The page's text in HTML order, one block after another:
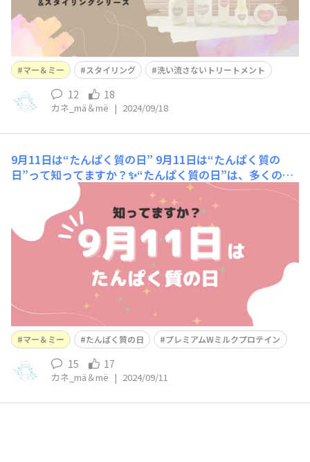
マー＆ミー スタイリング 洗い流さないトリートメント
12 18
カネ_mä＆më | 2024/09/18
9月11日は“たんぱく質の日” 9月11日は“たんぱく質の
日”って知ってますか？✨“たんぱく質の日”は、多くの人
にたんぱく質摂取の大切さを知ってもらおうと、株式会社
明治さんが制定し、一般社団法人日本記念日協会さんが認
定されたそうです！ たんぱく質は合計20種類のアミノ酸
から構成されており、その中で体内で合成できない9種類
マー＆ミー たんぱく質の日 プレミアムWミルクプロテイン
15 17
カネ_mä＆më | 2024/09/11